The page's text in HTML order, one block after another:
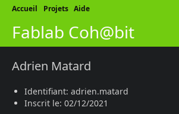
Accueil Projets Aide
Fablab Coh@bit
Adrien Matard
Identifiant: adrien.matard
Inscrit le: 02/12/2021